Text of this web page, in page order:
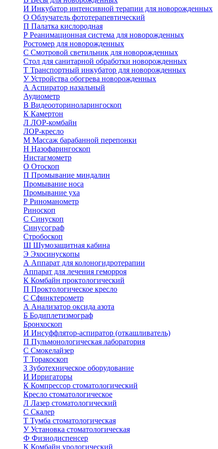
И Инкубатор интенсивной терапии для новорожденных
О Облучатель фототерапевтический
П Палатка кислородная
Р Реанимационная система для новорожденных
Ростомер для новорожденных
С Смотровой светильник для новорожденных
Стол для санитарной обработки новорожденных
Т Транспортный инкубатор для новорожденных
УУстройства обогрева новорожденных
А Аспиратор назальный
Аудиометр
В Видеооториноларингоскоп
К Камертон
Л ЛОР-комбайн
ЛОР-кресло
М Массаж барабанной перепонки
Н Назофарингоскоп
Нистагмометр
О Отоскоп
П Промывание миндалин
Промывание носа
Промывание уха
Р Риноманометр
Риноскоп
С Синускоп
Синусограф
Стробоскоп
Ш Шумозащитная кабина
Э Эхосинускопы
А Аппарат для колоногидротерапии
Аппарат для лечения геморроя
К Комбайн проктологический
П Проктологическое кресло
С Сфинктерометр
А Анализатор оксида азота
Б Бодиплетизмограф
Бронхоскоп
И Инсуффлятор-аспиратор (откашливатель)
П Пульмонологическая лаборатория
С Смокелайзер
Т Торакоскоп
З Зуботехническое оборудование
И Ирригаторы
К Компрессор стоматологический
Кресло стоматологическое
Л Лазер стоматологический
С Скалер
Т Тумба стоматологическая
УУстановка стоматологическая
Ф Физиодиспенсер
К Комбайн урологический